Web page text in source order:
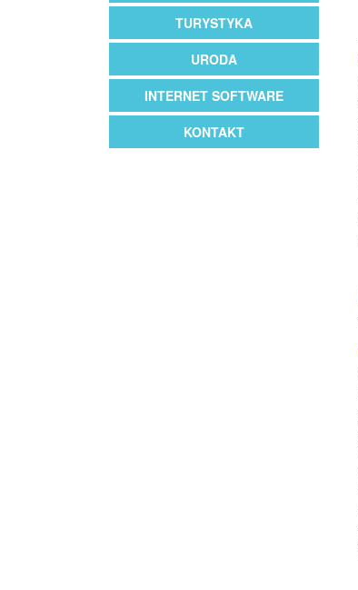
TURYSTYKA
URODA
INTERNET SOFTWARE
KONTAKT